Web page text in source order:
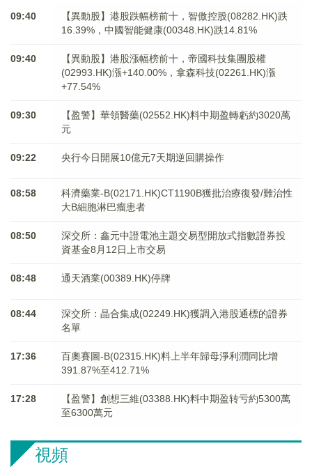
09:40
【異動股】港股跌幅榜前十，智傲控股(08282.HK)跌
16.39%，中國智能健康(00348.HK)跌14.81%
09:40
【異動股】港股漲幅榜前十，帝國科技集團股權
(02993.HK)漲+140.00%，拿森科技(02261.HK)漲
+77.54%
09:30
【盈警】華領醫藥(02552.HK)料中期盈轉虧約3020萬
元
09:22 央行今日開展10億元7天期逆回購操作
08:58
科濟藥業-B(02171.HK)CT1190B獲批治療復發/難治性
大B細胞淋巴瘤患者
08:50
深交所：鑫元中證電池主題交易型開放式指數證券投
資基金8月12日上市交易
08:48 通天酒業(00389.HK)停牌
08:44
深交所：晶合集成(02249.HK)獲調入港股通標的證券
名單
17:36
百奧賽圖-B(02315.HK)料上半年歸母淨利潤同比增
391.87%至412.71%
17:28
【盈警】創想三維(03388.HK)料中期盈转亏約5300萬
至6300萬元
視頻